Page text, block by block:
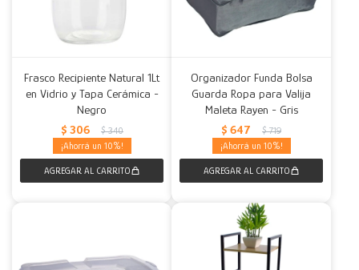
Frasco Recipiente Natural 1Lt
en Vidrio y Tapa Cerámica -
Negro
$ 306 $ 340
10
Organizador Funda Bolsa
Guarda Ropa para Valija
Maleta Rayen - Gris
$ 647 $ 719
10